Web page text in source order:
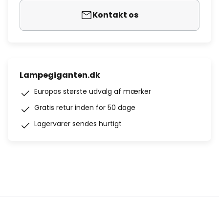
Kontakt os
Lampegiganten.dk
Europas største udvalg af mærker
Gratis retur inden for 50 dage
Lagervarer sendes hurtigt